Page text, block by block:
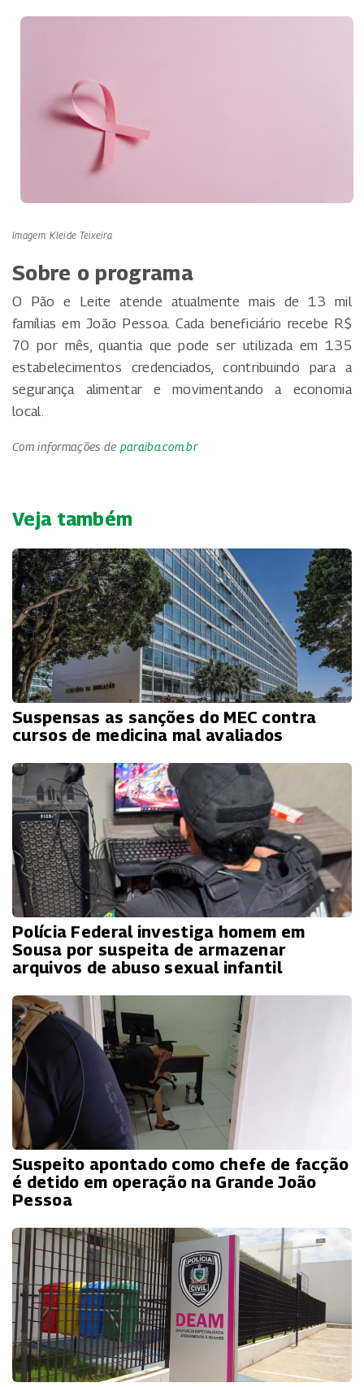
Imagem: Kleide Teixeira
Sobre o programa
O Pão e Leite atende atualmente mais de 13 mil
famílias em João Pessoa. Cada beneficiário recebe R$
70 por mês, quantia que pode ser utilizada em 135
estabelecimentos credenciados, contribuindo para a
segurança alimentar e movimentando a economia
local.
Com informações de paraiba.com.br
Veja também
Suspensas as sanções do MEC contra
cursos de medicina mal avaliados
Polícia Federal investiga homem em
Sousa por suspeita de armazenar
arquivos de abuso sexual infantil
Suspeito apontado como chefe de facção
é detido em operação na Grande João
Pessoa